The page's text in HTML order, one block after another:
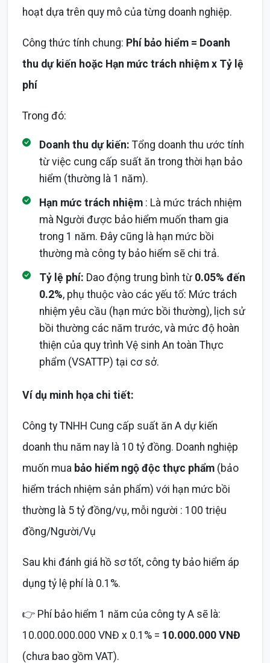
hoạt dựa trên quy mô của từng doanh nghiệp.
Công thức tính chung: Phí bảo hiểm = Doanh
thu dự kiến hoặc Hạn mức trách nhiệm x Tỷ lệ
phí
Trong đó:
Doanh thu dự kiến: Tổng doanh thu ước tính
từ việc cung cấp suất ăn trong thời hạn bảo
hiểm (thường là 1 năm).
Hạn mức trách nhiệm : Là mức trách nhiệm
mà Người được bảo hiểm muốn tham gia
trong 1 năm. Đây cũng là hạn mức bồi
thường mà công ty bảo hiểm sẽ chi trả.
Tỷ lệ phí: Dao động trung bình từ 0.05% đến
0.2%, phụ thuộc vào các yếu tố: Mức trách
nhiệm yêu cầu (hạn mức bồi thường), lịch sử
bồi thường các năm trước, và mức độ hoàn
thiện của quy trình Vệ sinh An toàn Thực
phẩm (VSATTP) tại cơ sở.
Ví dụ minh họa chi tiết:
Công ty TNHH Cung cấp suất ăn A dự kiến
doanh thu năm nay là 10 tỷ đồng. Doanh nghiệp
muốn mua bảo hiểm ngộ độc thực phẩm (bảo
hiểm trách nhiệm sản phẩm) với hạn mức bồi
thường là 5 tỷ đồng/vụ, mỗi người : 100 triệu
đồng/Người/Vụ
Sau khi đánh giá hồ sơ tốt, công ty bảo hiểm áp
dụng tỷ lệ phí là 0.1%.
👉 Phí bảo hiểm 1 năm của công ty A sẽ là:
10.000.000.000 VNĐ x 0.1% = 10.000.000 VNĐ
(chưa bao gồm VAT).